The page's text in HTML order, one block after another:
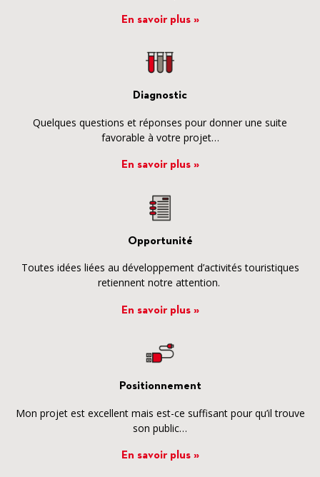
En savoir plus »
Diagnostic
Quelques questions et réponses pour donner une suite
favorable à votre projet…
En savoir plus »
Opportunité
Toutes idées liées au développement d’activités touristiques
retiennent notre attention.
En savoir plus »
Positionnement
Mon projet est excellent mais est-ce suffisant pour qu’il trouve
son public…
En savoir plus »